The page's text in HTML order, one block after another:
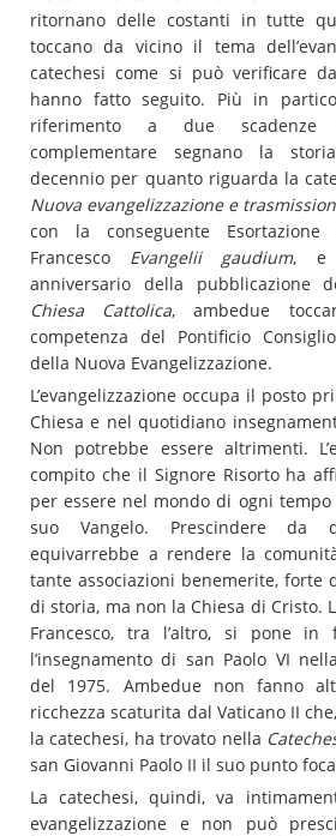
ritornano delle costanti in tutte
toccano da vicino il tema
catechesi come si può verificare
hanno fatto seguito. Più in
riferimento a due
complementare segnano la
decennio per quanto riguarda la
Nuova evangelizzazione e
con la conseguente
Francesco Evangelii gaudium, e
anniversario della pubblicazione
Chiesa Cattolica, ambedue
competenza del Pontificio
della Nuova Evangelizzazione.
L’evangelizzazione occupa il posto
Chiesa e nel quotidiano
Non potrebbe essere altrimenti.
compito che il Signore Risorto ha
per essere nel mondo di ogni tempo
suo Vangelo. Prescindere da
equivarrebbe a rendere la
tante associazioni benemerite, forte
di storia, ma non la Chiesa di Cristo.
Francesco, tra l’altro, si pone in
l’insegnamento di san Paolo VI nella
del 1975. Ambedue non fanno
ricchezza scaturita dal Vaticano II
la catechesi, ha trovato nella
san Giovanni Paolo II il suo punto
La catechesi, quindi, va
evangelizzazione e non può